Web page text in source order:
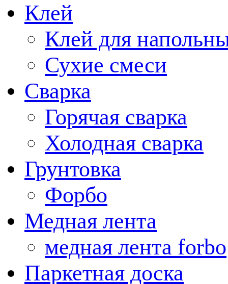
Клей
Клей для
Сухие смеси
Сварка
Горячая сварка
Холодная сварка
Грунтовка
Форбо
Медная лента
медная лента forbo
Паркетная доска